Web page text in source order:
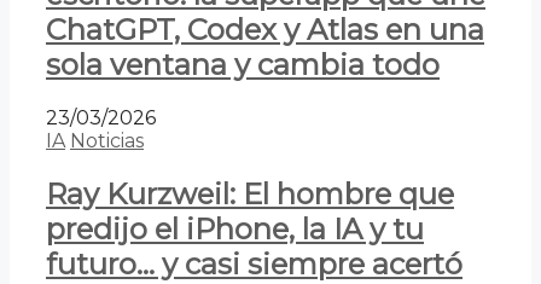
ChatGPT, Codex y Atlas en una
sola ventana y cambia todo
23/03/2026
IA Noticias
Ray Kurzweil: El hombre que
predijo el iPhone, la IA y tu
futuro… y casi siempre acertó